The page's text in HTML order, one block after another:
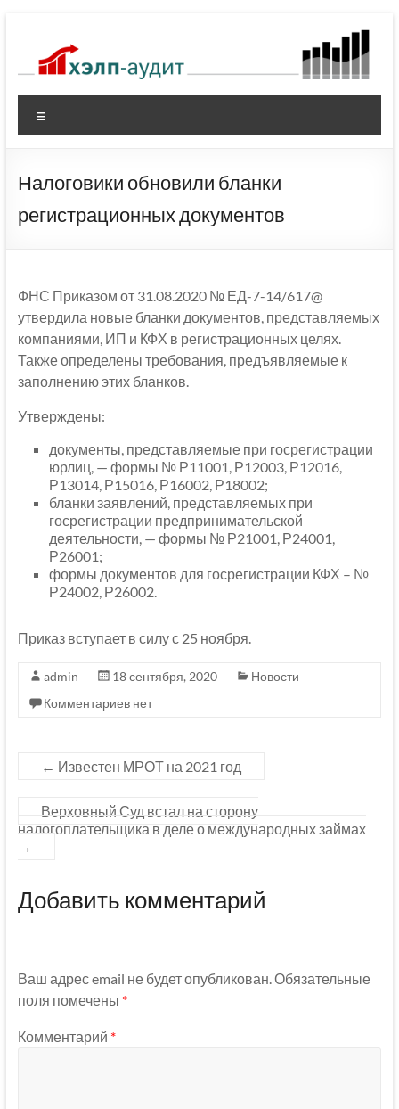
содержимому
Налоговики обновили бланки
регистрационных документов
ФНС Приказом от 31.08.2020 № ЕД-7-14/617@
утвердила новые бланки документов, представляемых
компаниями, ИП и КФХ в регистрационных целях.
Также определены требования, предъявляемые к
заполнению этих бланков.
Утверждены:
документы, представляемые при госрегистрации
юрлиц, — формы № Р11001, Р12003, Р12016,
Р13014, Р15016, Р16002, Р18002;
бланки заявлений, представляемых при
госрегистрации предпринимательской
деятельности, — формы № Р21001, Р24001,
Р26001;
формы документов для госрегистрации КФХ – №
Р24002, Р26002.
Приказ вступает в силу с 25 ноября.
admin 18 сентября, 2020
Новости
Комментариев нет
← Известен МРОТ на 2021 год
Верховный Суд встал на сторону
налогоплательщика в деле о международных займах
→
Добавить комментарий
Ваш адрес email не будет опубликован. Обязательные
поля помечены *
Комментарий *